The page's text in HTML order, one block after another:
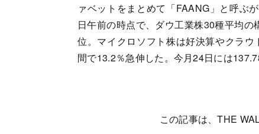
ァベットをまとめて「FAANG」と呼ぶ
日午前の時点で、ダウ工業株30種平均
位。マイクロソフト株は好決算やクラ
間で13.2％急伸した。今月24日には
この記事は、THE